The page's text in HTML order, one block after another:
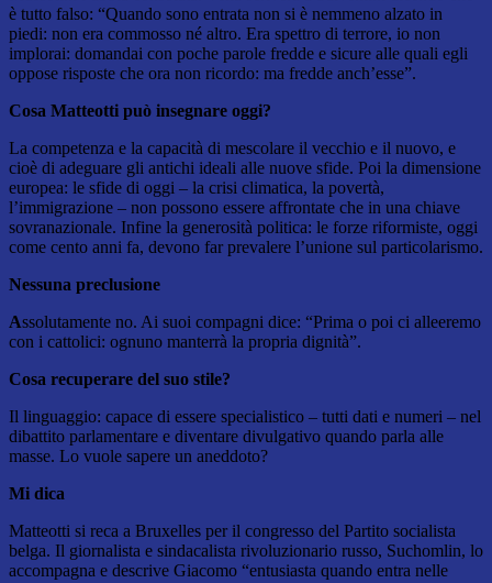
è tutto falso: “Quando sono entrata non si è nemmeno alzato in
piedi: non era commosso né altro. Era spettro di terrore, io non
implorai: domandai con poche parole fredde e sicure alle quali egli
oppose risposte che ora non ricordo: ma fredde anch’esse”.
Cosa Matteotti può insegnare oggi?
La competenza e la capacità di mescolare il vecchio e il nuovo, e
cioè di adeguare gli antichi ideali alle nuove sfide. Poi la dimensione
europea: le sfide di oggi – la crisi climatica, la povertà,
l’immigrazione – non possono essere affrontate che in una chiave
sovranazionale. Infine la generosità politica: le forze riformiste, oggi
come cento anni fa, devono far prevalere l’unione sul particolarismo.
Nessuna preclusione
Assolutamente no. Ai suoi compagni dice: “Prima o poi ci alleeremo
con i cattolici: ognuno manterrà la propria dignità”.
Cosa recuperare del suo stile?
Il linguaggio: capace di essere specialistico – tutti dati e numeri – nel
dibattito parlamentare e diventare divulgativo quando parla alle
masse. Lo vuole sapere un aneddoto?
Mi dica
Matteotti si reca a Bruxelles per il congresso del Partito socialista
belga. Il giornalista e sindacalista rivoluzionario russo, Suchomlin, lo
accompagna e descrive Giacomo “entusiasta quando entra nelle